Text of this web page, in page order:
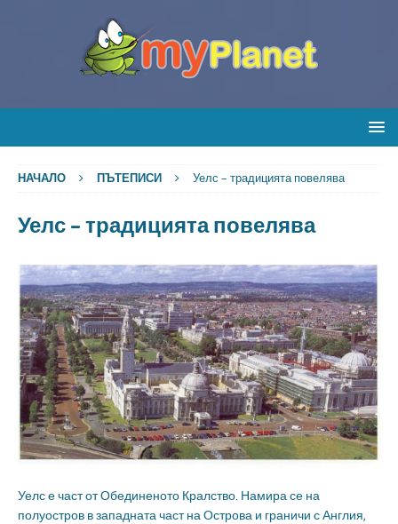
НАЧАЛО ПЪТЕПИСИ Уелс – традицията повелява
Уелс – традицията повелява
Уелс е част от Обединеното Кралство. Намира се на
полуостров в западната част на Острова и граничи с Англия,